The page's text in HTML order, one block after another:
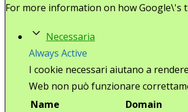
For more information on how Google\'s
Necessaria
Always Active
I cookie necessari aiutano a
Web non può funzionare
Name
Domain